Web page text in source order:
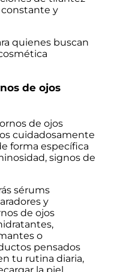
y
quienes buscan
de ojos
de ojos
cuidadosamente
forma específica
signos de
sérums
y
de ojos
o
pensados
tu rutina diaria,